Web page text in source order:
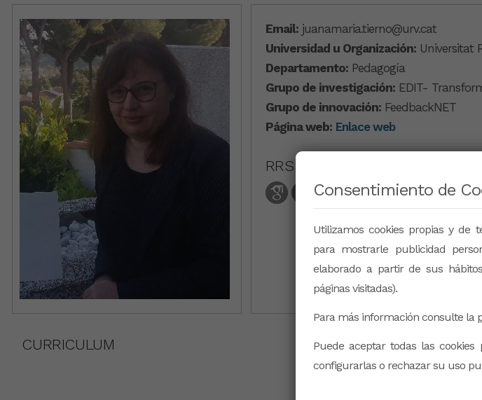
Email:juanamaria.tierno@urv.cat
Universidad u Organización:Universitat
Departamento:Pedagogía
Grupo de investigación:EDIT-
Grupo de innovación:FeedbackNET
Página web: Enlace web
RRSS
CURRICULUM
Consentimiento de
Utilizamos cookies propias y de
para mostrarle publicidad
elaborado a partir de sus
páginas visitadas).
Para más información consulte la
Puede aceptar todas las
configurarlas o rechazar su uso